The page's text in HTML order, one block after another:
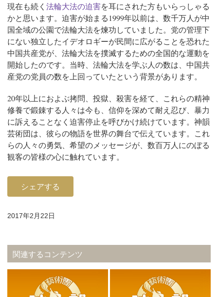
現在も続く 法輪大法の迫害を耳にされた方もいらっしゃる
かと思います。迫害が始まる1999年以前は、数千万人が中
国全域の公園で法輪大法を煉功していました。党の管理下
にない独立したイデオロギーが民間に広がることを恐れた
中国共産党が、法輪大法を撲滅するための全国的な運動を
開始したのです。当時、法輪大法を学ぶ人の数は、中国共
産党の党員の数を上回っていたという背景があります。
20年以上におよぶ拷問、投獄、殺害を経て、これらの精神
修養で鍛錬する人々は今も、信仰を深めて耐え忍び、暴力
に訴えることなく迫害停止を呼びかけ続けています。神韻
芸術団は、彼らの物語を世界の舞台で伝えています。これ
らの人々の勇気、希望のメッセージが、数百万人にのぼる
観客の皆様の心に触れています。
シェアする
2017年2月22日
関連するコンテンツ